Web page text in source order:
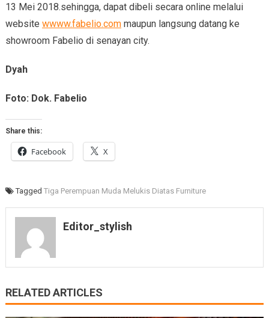
13 Mei 2018.sehingga, dapat dibeli secara online melalui
website wwww.fabelio.commaupun langsung datang ke
showroom Fabelio di senayan city.
Dyah
Foto: Dok. Fabelio
Share this:
Facebook X
Tagged Tiga Perempuan Muda Melukis Diatas Furniture
Editor_stylish
RELATED ARTICLES